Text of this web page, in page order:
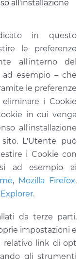
all'installazione
in questo
le preferenze
all'interno del
esempio – che
le preferenze
i Cookie
in cui venga
all'installazione
L'Utente può
i Cookie con
ad esempio ai
, Mozilla Firefox,
.
da terze parti,
impostazioni e
relativo link di opt
gli strumenti